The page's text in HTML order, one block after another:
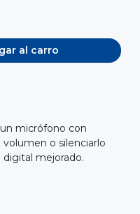
al carro
micrófono con
o silenciarlo
digital mejorado.